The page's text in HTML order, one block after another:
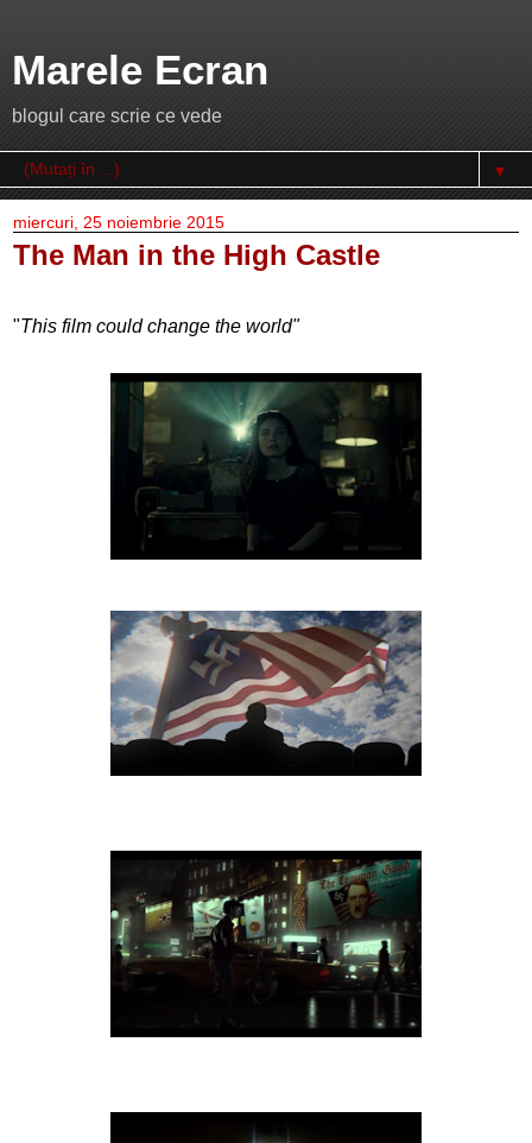
Marele Ecran
blogul care scrie ce vede
▼
miercuri, 25 noiembrie 2015
The Man in the High Castle
"This film could change the world"